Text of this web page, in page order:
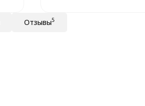
Отзывы5